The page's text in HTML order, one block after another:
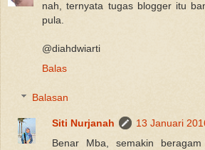
nah, ternyata tugas blogger itu
pula.
@diahdwiarti
Balas
Balasan
Siti Nurjanah
13 Januari
Benar Mba, semakin